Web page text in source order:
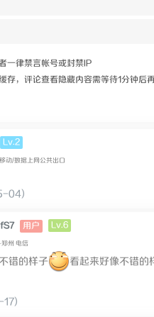
一律禁言帐号或封禁IP
存，评论查看隐藏内容需等待1分钟后
Lv.2
动/数据上网公共出口
04)
用户 Lv.6
郑州 电信
错的样子
看起来好像不错的
17)